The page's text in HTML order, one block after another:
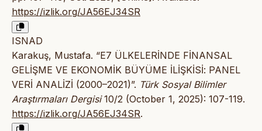
https://izlik.org/JA56EJ34SR
ISNAD
Karakuş, Mustafa. “E7 ÜLKELERİNDE FİNANSAL
GELİŞME VE EKONOMİK BÜYÜME İLİŞKİSİ: PANEL
VERİ ANALİZİ (2000–2021)”. Türk Sosyal Bilimler
Araştırmaları Dergisi10/2 (October 1, 2025): 107-119.
https://izlik.org/JA56EJ34SR.